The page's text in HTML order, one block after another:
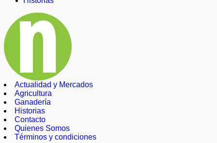
Actualidad y Mercados
Agricultura
Ganadería
Historias
Contacto
Quienes Somos
Términos y condiciones